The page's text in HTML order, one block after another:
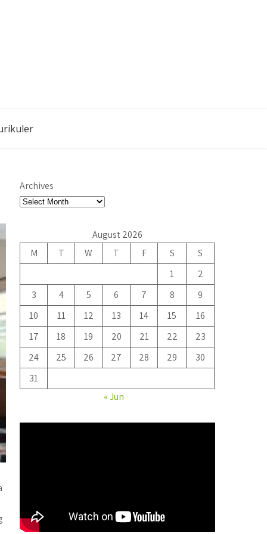
Archives
August 2026
M
T W T F S
S
1
2
3
4 5 6 7 8
9
10
11 12 13 14 15
16
17
18 19 20 21 22
23
24
25 26 27 28 29
30
31
« Jun